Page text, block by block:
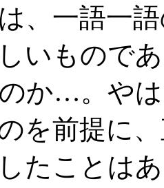
、一語一
いもので
か…。や
を前提に
たことは